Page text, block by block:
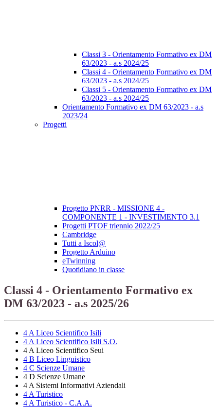
Classi 3 - Orientamento Formativo ex DM
63/2023 - a.s 2024/25
Classi 4 - Orientamento Formativo ex DM
63/2023 - a.s 2024/25
Classi 5 - Orientamento Formativo ex DM
63/2023 - a.s 2024/25
Orientamento Formativo ex DM 63/2023 - a.s
2023/24
Progetti
Progetto PNRR - MISSIONE 4 -
COMPONENTE 1 - INVESTIMENTO 3.1
Progetti PTOF triennio 2022/25
Cambridge
Tutti a Iscol@
Progetto Arduino
eTwinning
Quotidiano in classe
Classi 4 - Orientamento Formativo ex
DM 63/2023 - a.s 2025/26
4 A Liceo Scientifico Isili
4 A Liceo Scientifico Isili S.O.
4 A Liceo Scientifico Seui
4 B Liceo Linguistico
4 C Scienze Umane
4 D Scienze Umane
4 A Sistemi Informativi Aziendali
4 A Turistico
4 A Turistico - C.A.A.